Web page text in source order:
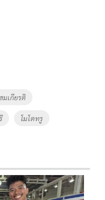
สมเกียรติ
โมโตทรู